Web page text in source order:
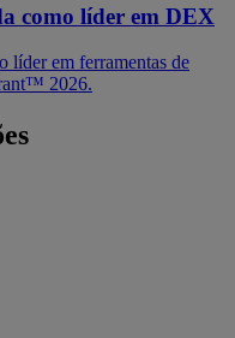
como líder em DEX
líder em ferramentas de
2026.